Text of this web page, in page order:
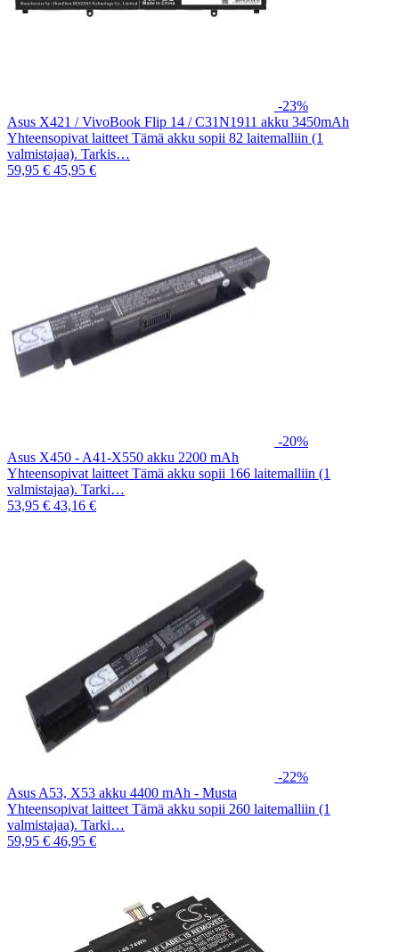
-23%
Asus X421 / VivoBook Flip 14 / C31N1911 akku 3450mAh
Yhteensopivat laitteet Tämä akku sopii 82 laitemalliin (1
valmistajaa). Tarkis…
59,95 € 45,95 €
-20%
Asus X450 - A41-X550 akku 2200 mAh
Yhteensopivat laitteet Tämä akku sopii 166 laitemalliin (1
valmistajaa). Tarki…
53,95 € 43,16 €
-22%
Asus A53, X53 akku 4400 mAh - Musta
Yhteensopivat laitteet Tämä akku sopii 260 laitemalliin (1
valmistajaa). Tarki…
59,95 € 46,95 €